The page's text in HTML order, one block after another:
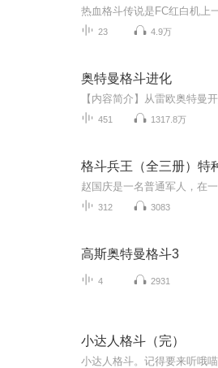
23 4.9万
奥特曼格斗进化
451 1317.8万
312 3083
高斯奥特曼格斗3
4 2931
小达人格斗（完）
小达人格斗。记得要来听哦